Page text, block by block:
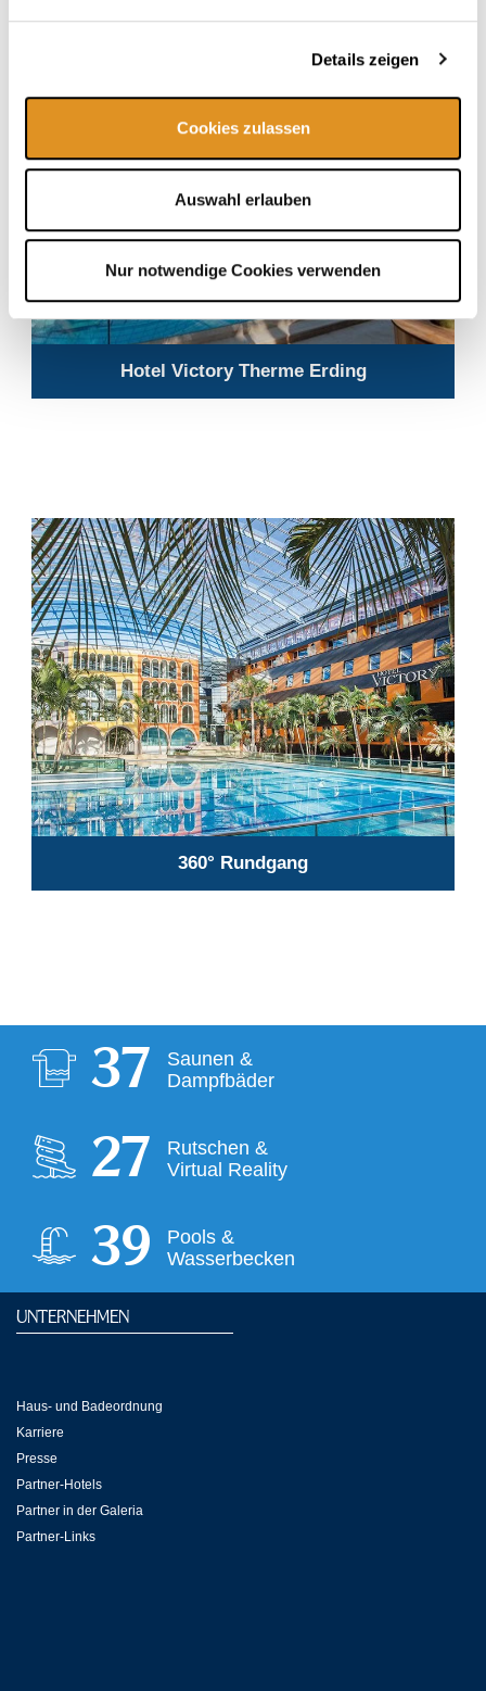
Details zeigen
Cookies zulassen
Auswahl erlauben
Nur notwendige Cookies verwenden
Hotel Victory Therme Erding
360° Rundgang
38
Saunen &
Dampfbäder
28
Rutschen &
Virtual Reality
40
Pools &
Wasserbecken
UNTERNEHMEN
Haus- und Badeordnung
Karriere
Presse
Partner-Hotels
Partner in der Galeria
Partner-Links